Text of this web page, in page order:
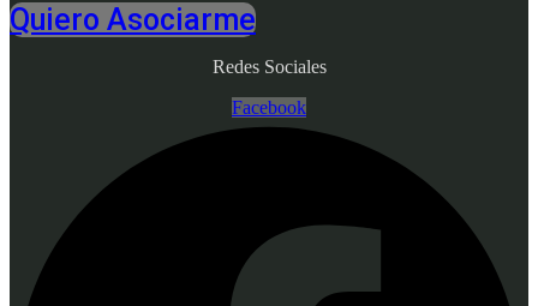
Quiero Asociarme
Redes Sociales
Facebook